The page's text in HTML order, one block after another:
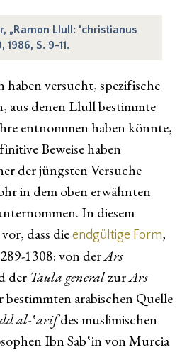
„Ramon Llull: ‘christianus
1986, S. 9-11.
haben versucht, spezifische
aus denen Llull bestimmte
entnommen haben könnte,
Beweise haben
der jüngsten Versuche
in dem oben erwähnten
In diesem
dass die endgültige Form,
1308: von derArs
der Taula generalzurArs
bestimmten arabischen Quelle
al-‛arifdes muslimischen
Ibn Sab‛in von Murcia